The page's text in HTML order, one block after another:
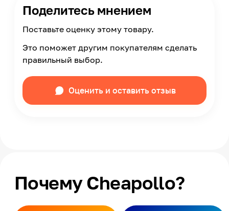
Поделитесь мнением
Поставьте оценку этому товару.
Это поможет другим покупателям сделать
правильный выбор.
Оценить и оставить отзыв
Почему Cheapollo?